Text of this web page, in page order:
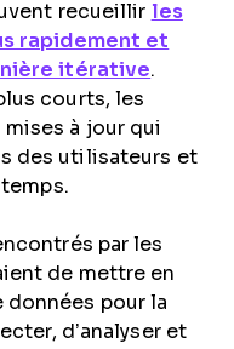
recueillir les
rapidement et
itérative.
courts, les
à jour qui
des utilisateurs et
par les
de mettre en
données pour la
d’analyser et